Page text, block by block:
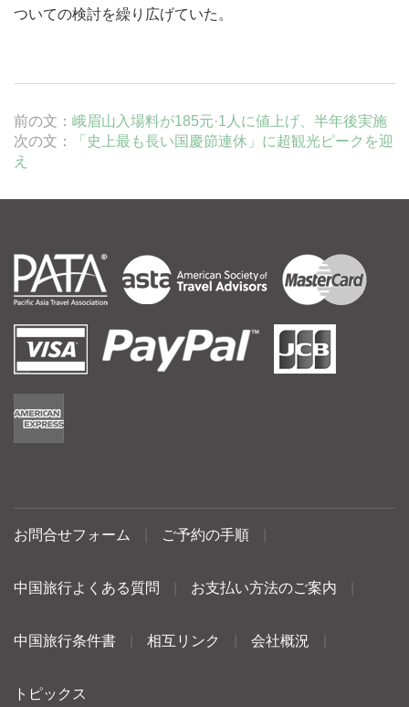
ついての検討を繰り広げていた。
前の文： 峨眉山入場料が185元·1人に値上げ、半年後実施
次の文：
「史上最も長い国慶節連休」に超観光ピークを迎
え
お問合せフォーム ご予約の手順
中国旅行よくある質問 お支払い方法のご案内
中国旅行条件書 相互リンク 会社概況
トピックス